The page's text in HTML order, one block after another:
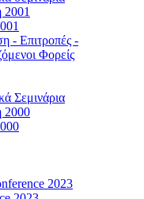
2001
- Επιτροπές -
Φορείς
Σεμινάρια
2000
2023